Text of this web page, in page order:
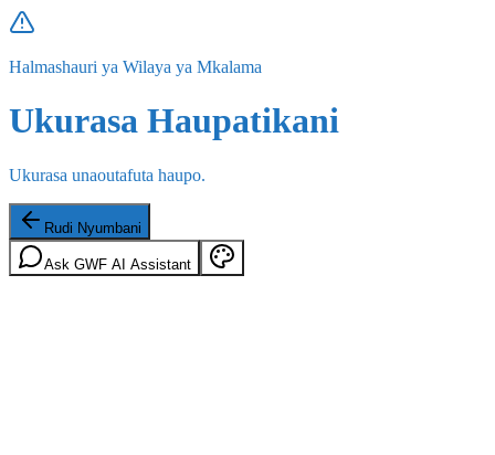
Halmashauri ya Wilaya ya Mkalama
Ukurasa Haupatikani
Ukurasa unaoutafuta haupo.
Rudi Nyumbani
Ask GWF AI Assistant